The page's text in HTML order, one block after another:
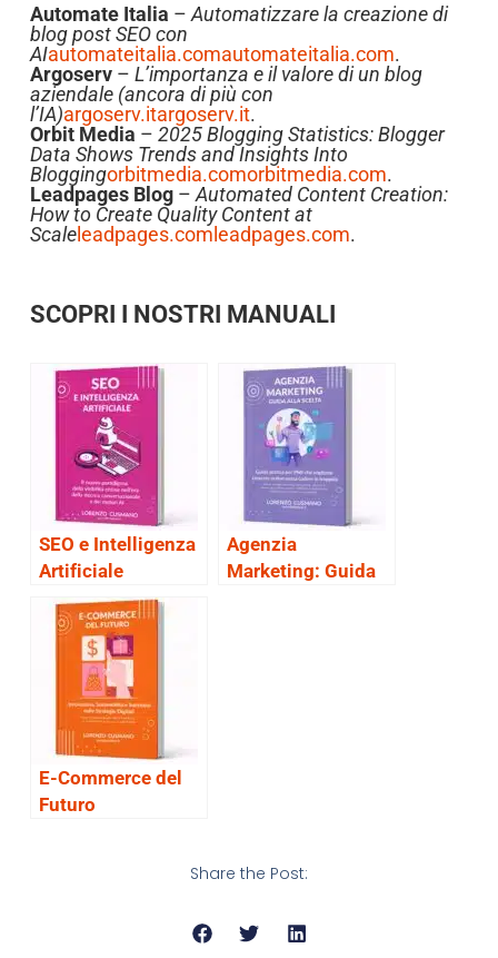
Automate Italia – Automatizzare la creazione di
blog post SEO con
AIautomateitalia.comautomateitalia.com.
Argoserv– L’importanza e il valore di un blog
aziendale (ancora di più con
l’IA)argoserv.itargoserv.it.
Orbit Media – 2025 Blogging Statistics: Blogger
Data Shows Trends and Insights Into
Bloggingorbitmedia.comorbitmedia.com.
Leadpages Blog– Automated Content Creation:
How to Create Quality Content at
Scaleleadpages.comleadpages.com.
SCOPRI I NOSTRI MANUALI
SEO e Intelligenza
Artificiale
Agenzia
Marketing: Guida
E-Commerce del
Futuro
Share the Post: